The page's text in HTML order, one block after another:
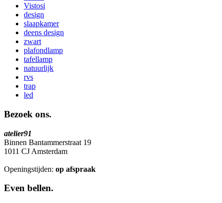
Vistosi
design
slaapkamer
deens design
zwart
plafondlamp
tafellamp
natuurlijk
rvs
trap
led
Bezoek ons.
atelier91
Binnen Bantammerstraat 19
1011 CJ Amsterdam
Openingstijden: op afspraak
Even bellen.